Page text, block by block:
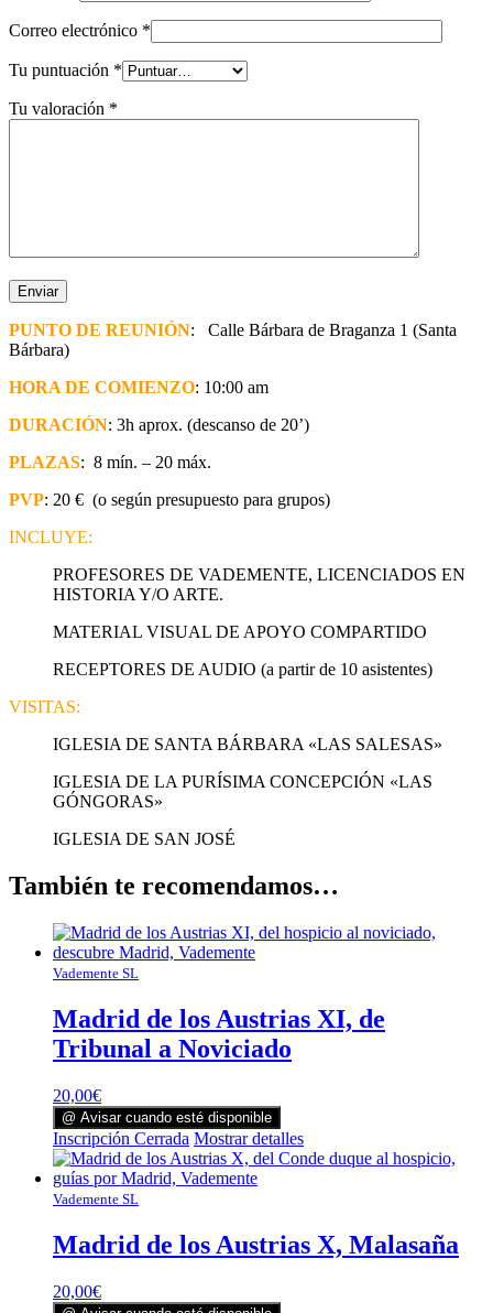
Correo electrónico *
Tu puntuación *
Tu valoración *
PUNTO DE REUNIÓN: Calle Bárbara de Braganza 1 (Santa
Bárbara)
HORA DE COMIENZO: 10:00 am
DURACIÓN: 3h aprox. (descanso de 20’)
PLAZAS: 8 mín. – 20 máx.
PVP: 20 € (o según presupuesto para grupos)
INCLUYE:
PROFESORES DE VADEMENTE, LICENCIADOS EN
HISTORIA Y/O ARTE.
MATERIAL VISUAL DE APOYO COMPARTIDO
RECEPTORES DE AUDIO (a partir de 10 asistentes)
VISITAS:
IGLESIA DE SANTA BÁRBARA «LAS SALESAS»
IGLESIA DE LA PURÍSIMA CONCEPCIÓN «LAS
GÓNGORAS»
IGLESIA DE SAN JOSÉ
También te recomendamos…
Vademente SL
Madrid de los Austrias XI, de
Tribunal a Noviciado
20,00€
@ Avisar cuando esté disponible
Inscripción Cerrada Mostrar detalles
Vademente SL
Madrid de los Austrias X, Malasaña
20,00€